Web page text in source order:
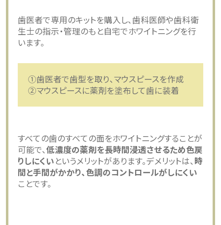
歯医者で専用のキットを購入し、歯科医師や歯科衛
生士の指示・管理のもと自宅でホワイトニングを行
います。
①歯医者で歯型を取り、マウスピースを作成
②マウスピースに薬剤を塗布して歯に装着
すべての歯のすべての面をホワイトニングすることが
可能で、低濃度の薬剤を長時間浸透させるため色戻
りしにくいというメリットがあります。デメリットは、 時
間と手間がかかり、色調のコントロールがしにくい
ことです。